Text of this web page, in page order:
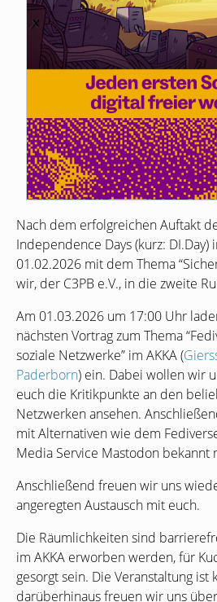
Nach dem erfolgreichen Auftakt
Independence Days (kurz: DI.Day)
01.02.2026 mit dem Thema
wir, der C3PB e.V., in die zweite
Am 01.03.2026 um 17:00 Uhr
nächsten Vortrag zum Thema
soziale Netzwerke” im AKKA(
Paderborn) ein. Dabei wollen wir
euch die Kritikpunkte an den
Netzwerken ansehen.
mit Alternativen wie dem
Media Service Mastodon bekannt
Anschließend freuen wir uns
angeregten Austausch mit euch.
Die Räumlichkeiten sind
im AKKA erworben werden, für
gesorgt sein. Die Veranstaltung ist
darüberhinaus freuen wir uns